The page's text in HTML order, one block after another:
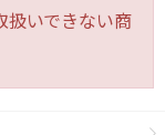
扱いできない商